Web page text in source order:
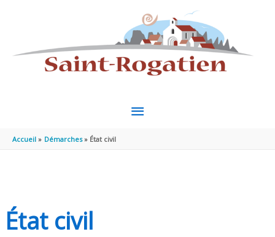
MENU
Accueil Démarches État civil
État civil